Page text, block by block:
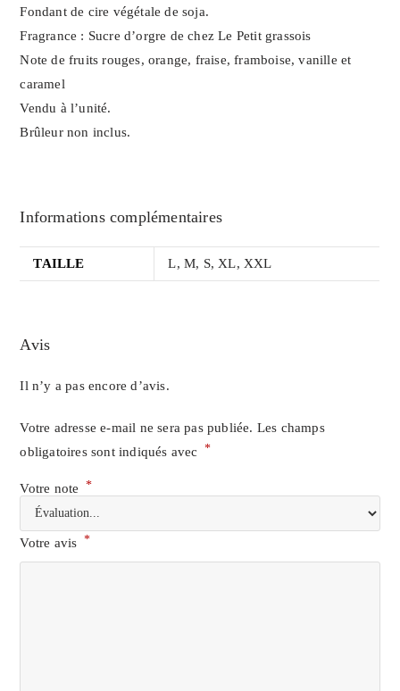
Fondant de cire végétale de soja.
Fragrance : Sucre d’orgre de chez Le Petit grassois
Note de fruits rouges, orange, fraise, framboise, vanille et
caramel
Vendu à l’unité.
Brûleur non inclus.
Informations complémentaires
TAILLE L, M, S, XL, XXL
Avis
Il n’y a pas encore d’avis.
Votre adresse e-mail ne sera pas publiée. Les champs
obligatoires sont indiqués avec *
Votre note *
Votre avis *